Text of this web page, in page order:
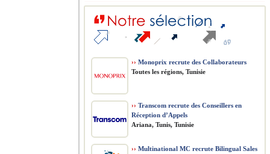
›› Monoprix recrute des Collaborateurs
Toutes les régions, Tunisie
›› Transcom recrute des Conseillers en
Réception d’Appels
Ariana, Tunis, Tunisie
›› Multinational MC recrute Bilingual Sales